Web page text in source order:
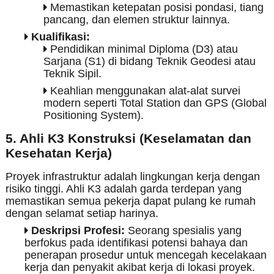
Memastikan ketepatan posisi pondasi, tiang
pancang, dan elemen struktur lainnya.
Kualifikasi:
Pendidikan minimal Diploma (D3) atau
Sarjana (S1) di bidang Teknik Geodesi atau
Teknik Sipil.
Keahlian menggunakan alat-alat survei
modern seperti Total Station dan GPS (Global
Positioning System).
5. Ahli K3 Konstruksi (Keselamatan dan
Kesehatan Kerja)
Proyek infrastruktur adalah lingkungan kerja dengan
risiko tinggi. Ahli K3 adalah garda terdepan yang
memastikan semua pekerja dapat pulang ke rumah
dengan selamat setiap harinya.
Deskripsi Profesi: Seorang spesialis yang
berfokus pada identifikasi potensi bahaya dan
penerapan prosedur untuk mencegah kecelakaan
kerja dan penyakit akibat kerja di lokasi proyek.